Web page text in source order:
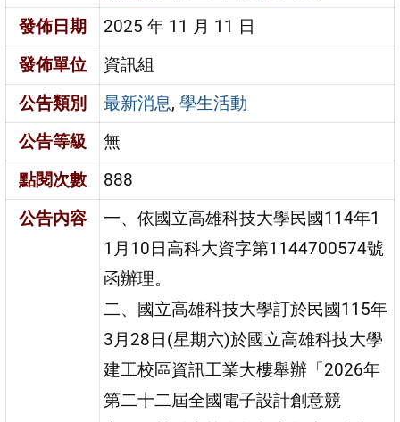
發佈日期
2025 年 11 月 11 日
發佈單位
資訊組
公告類別
最新消息,學生活動
公告等級
無
點閱次數
888
公告內容
一、依國立高雄科技大學民國114年1
1月10日高科大資字第1144700574號
函辦理。
二、國立高雄科技大學訂於民國115年
3月28日(星期六)於國立高雄科技大學
建工校區資訊工業大樓舉辦「2026年
第二十二屆全國電子設計創意競